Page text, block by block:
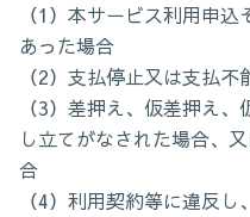
（1）本サービス利用申
あった場合
（2）支払停止又は支払
（3）差押え、仮差押え
し立てがなされた場合、
合
（4）利用契約等に違反